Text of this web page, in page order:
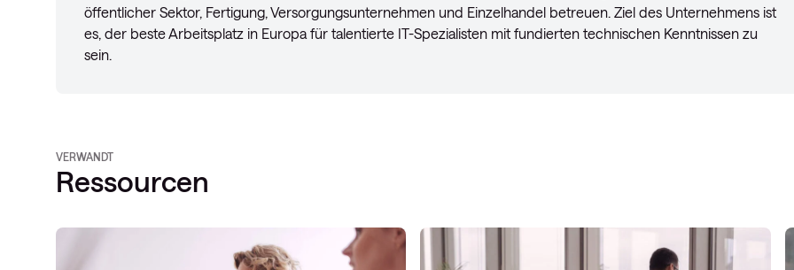
öffentlicher Sektor, Fertigung, Versorgungsunternehmen und Einzelhandel betreuen. Ziel des Unternehmens ist
es, der beste Arbeitsplatz in Europa für talentierte IT-Spezialisten mit fundierten technischen Kenntnissen zu
sein.
VERWANDT
Ressourcen